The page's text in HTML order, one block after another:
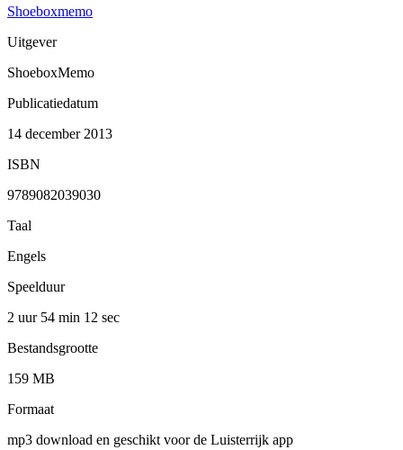
Shoeboxmemo
Uitgever
ShoeboxMemo
Publicatiedatum
14 december 2013
ISBN
9789082039030
Taal
Engels
Speelduur
2 uur 54 min 12 sec
Bestandsgrootte
159 MB
Formaat
mp3 download en geschikt voor de Luisterrijk app